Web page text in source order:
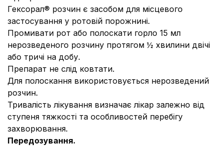
Гексорал® розчин є засобом для місцевого
застосування у ротовій порожнині.
Промивати рот або полоскати горло 15 мл
нерозведеного розчину протягом ½ хвилини двічі
або тричі на добу.
Препарат не слід ковтати.
Для полоскання використовується нерозведений
розчин.
Тривалість лікування визначає лікар залежно від
ступеня тяжкості та особливостей перебігу
захворювання.
Передозування.